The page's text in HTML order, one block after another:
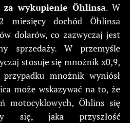
za wykupienie Öhlinsa. W
miesięcy dochód Öhlinsa
dolarów, co zazwyczaj jest
sprzedaży. W przemyśle
stosuje się mnożnik x0,9,
mnożnik wyniósł
może wskazywać na to, że
motocyklowych, Öhlins się
się, jaka przyszłość